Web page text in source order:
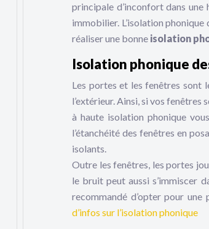
principale d’inconfort dans
immobilier. L’isolation
réaliser une bonne isolation
Isolation phonique
Les portes et les fenêtres sont
l’extérieur. Ainsi, si vos fenêtres
à haute isolation phonique
l’étanchéité des fenêtres en
isolants.
Outre les fenêtres, les portes
le bruit peut aussi s’immiscer
recommandé d’opter pour
d’infos sur l’isolation phonique